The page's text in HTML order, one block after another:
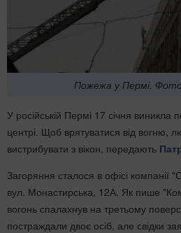
Пожежа у Пермі.
У російській Пермі 17 січня виникла
центрі. Щоб врятуватися від вогню,
вистрибувати з вікон, передають
Загоряння сталося в офісі компанії
вул. Монастирська, 12А. Як пише
вогонь спалахнув на третьому
постраждали двоє осіб, але свідки